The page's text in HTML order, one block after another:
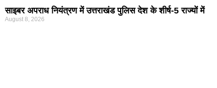
साइबर अपराध नियंत्रण में उत्तराखंड पुलिस देश के शीर्ष-5 राज्यों में
August 8, 2026